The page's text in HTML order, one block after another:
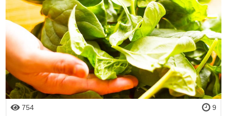
754 9